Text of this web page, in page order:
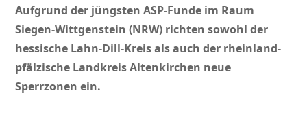
Aufgrund der jüngsten ASP-Funde im Raum
Siegen-Wittgenstein (NRW) richten sowohl der
hessische Lahn-Dill-Kreis als auch der rheinland-
pfälzische Landkreis Altenkirchen neue
Sperrzonen ein.